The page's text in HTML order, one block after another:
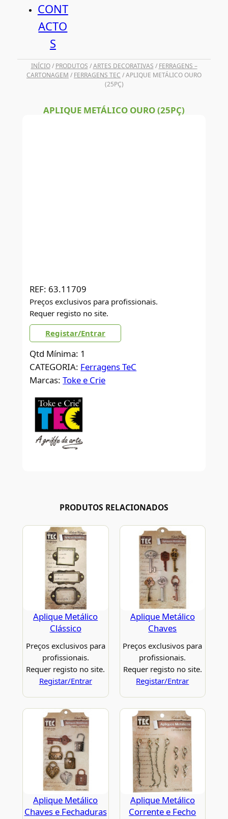
CONT
ACTO
S
INÍCIO/ PRODUTOS /ARTES DECORATIVAS / FERRAGENS –
CARTONAGEM / FERRAGENS TEC / APLIQUE METÁLICO OURO
(25PÇ)
APLIQUE METÁLICO OURO (25PÇ)
REF: 63.11709
Preços exclusivos para profissionais.
Requer registo no site.
Registar/Entrar
Qtd Mínima: 1
CATEGORIA: Ferragens TeC
Marcas:Toke e Crie
PRODUTOS RELACIONADOS
Aplique Metálico
Clássico
Preços exclusivos para
profissionais.
Requer registo no site.
Registar/Entrar
Aplique Metálico
Chaves
Preços exclusivos para
profissionais.
Requer registo no site.
Registar/Entrar
Aplique Metálico
Chaves e Fechaduras
Aplique Metálico
Corrente e Fecho